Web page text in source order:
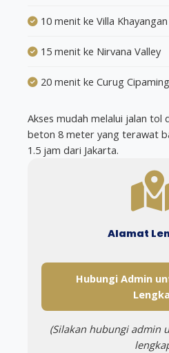
10 menit ke Villa Khayangan
15 menit ke Nirvana Valley
20 menit ke Curug
Akses mudah melalui jalan tol
beton 8 meter yang terawat
1.5 jam dari Jakarta.
Alamat
Hubungi Admin
(Silakan hubungi admin